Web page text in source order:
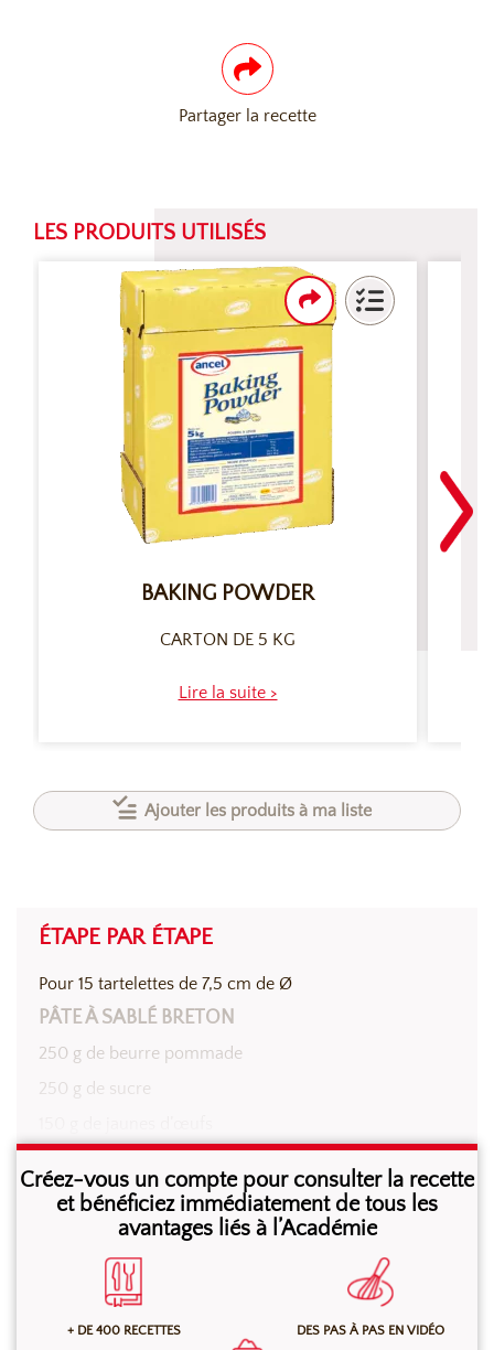
Partager la recette
LES PRODUITS UTILISÉS
BAKING POWDER
CARTON DE 5 KG
Lire la suite >
Ajouter les produits à ma liste
ÉTAPE PAR ÉTAPE
Pour 15 tartelettes de 7,5 cm de Ø
PÂTE À SABLÉ BRETON
250 g de beurre pommade
250 g de sucre
375 g de farine
10 g de Baking Powder ancel
Mélanger au batteur à l’aide de la feuille, à vitesse
lente, le beurre, le sucre, les jaunes et le sel. Ajouter la
Créez-vous un compte pour consulter la recette
et bénéficiez immédiatement de tous les
avantages liés à l’Académie
+ DE 400 RECETTES DES PAS À PAS EN VIDÉO